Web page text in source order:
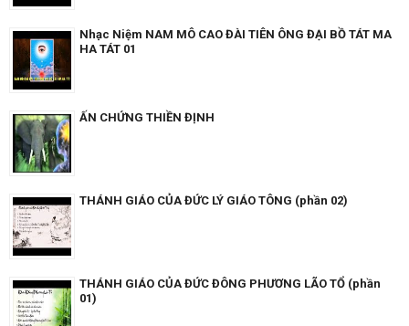
Nhạc Niệm NAM MÔ CAO ĐÀI TIÊN ÔNG ĐẠI BỒ TÁT MA
HA TÁT 01
ẤN CHỨNG THIỀN ĐỊNH
THÁNH GIÁO CỦA ĐỨC LÝ GIÁO TÔNG (phần 02)
THÁNH GIÁO CỦA ĐỨC ĐÔNG PHƯƠNG LÃO TỔ (phần
01)